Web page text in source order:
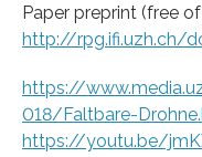
Paper preprint (free
http://rpg.ifi.uzh.ch/
https://
018/Faltbare-
https://youtu.be/